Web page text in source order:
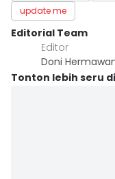
update me
Editorial Team
Editor
Doni
Tonton lebih seru di